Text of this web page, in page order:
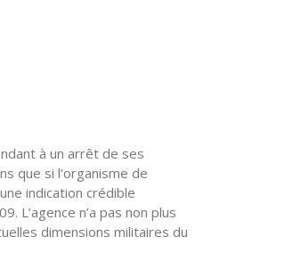
à un arrêt de ses
que si l’organisme de
indication crédible
L’agence n’a pas non plus
dimensions militaires du